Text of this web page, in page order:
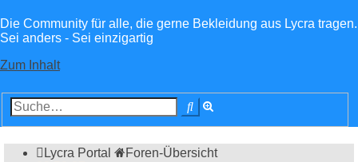
Die Community für alle, die gerne Bekleidung aus Lycra tragen.
Sei anders - Sei einzigartig
Zum Inhalt
Suche
Lycra Portal
Foren-Übersicht